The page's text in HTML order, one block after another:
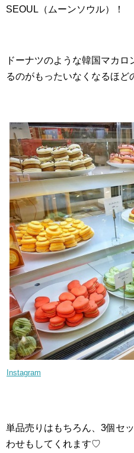
SEOUL（ムーンソウル）！
ドーナツのような韓国マカ
るのがもったいなくなるほど
Instagram
単品売りはもちろん、3個セ
わせもしてくれます♡